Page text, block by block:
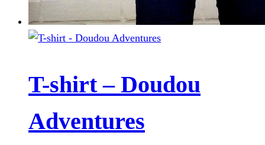
T-shirt – Doudou
Adventures